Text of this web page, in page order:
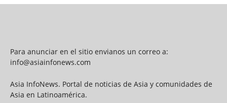
Para anunciar en el sitio envianos un correo a:
info@asiainfonews.com
Asia InfoNews. Portal de noticias de Asia y comunidades de
Asia en Latinoamérica.